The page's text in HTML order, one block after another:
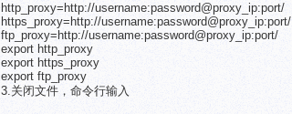
http_proxy=http://username:password@proxy_ip:port/
https_proxy=http://username:password@proxy_ip:port/
ftp_proxy=http://username:password@proxy_ip:port/
export http_proxy
export https_proxy
export ftp_proxy
3.关闭文件，命令行输入